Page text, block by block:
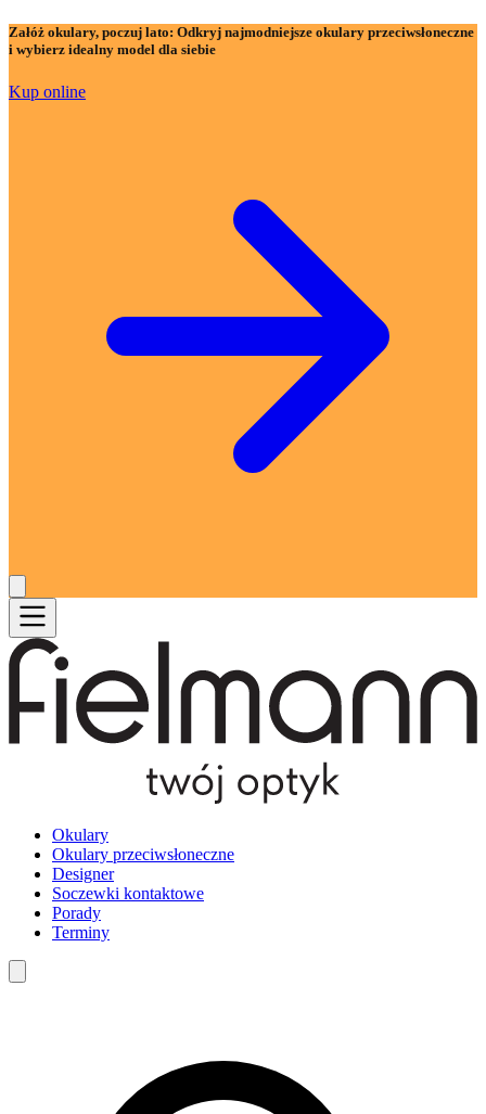
Załóż okulary, poczuj lato: Odkryj najmodniejsze okulary przeciwsłoneczne
i wybierz idealny model dla siebie
Kup online
Okulary
Okulary przeciwsłoneczne
Designer
Soczewki kontaktowe
Porady
Terminy